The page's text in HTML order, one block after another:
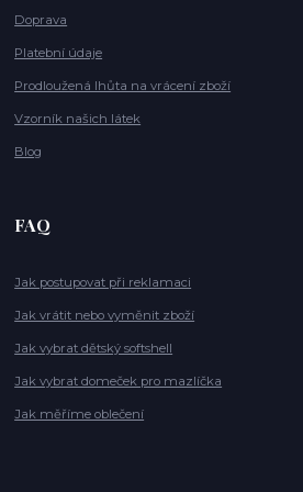
Doprava
Platební údaje
Prodloužená lhůta na vrácení zboží
Vzorník našich látek
Blog
FAQ
Jak postupovat při reklamaci
Jak vrátit nebo vyměnit zboží
Jak vybrat dětský softshell
Jak vybrat domeček pro mazlíčka
Jak měříme oblečení